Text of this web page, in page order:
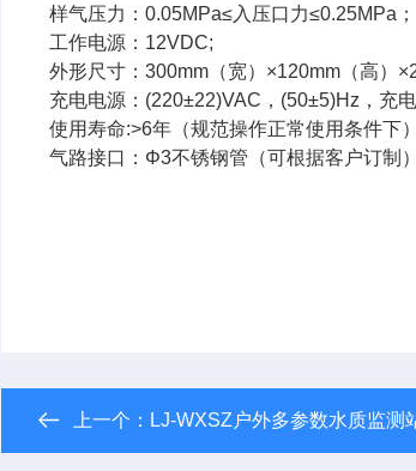
样气压力：0.05MPa≤入压口力≤0.25MPa；
工作电源：12VDC;
外形尺寸：300mm（宽）×120mm（高）
充电电源：(220±22)VAC，(50±5)Hz，充
使用寿命:>6年（规范操作正常使用条件下
气路接口：Φ3不锈钢管（可根据客户订制）
上一个： LJ-WXSZ户外多参数水质监测